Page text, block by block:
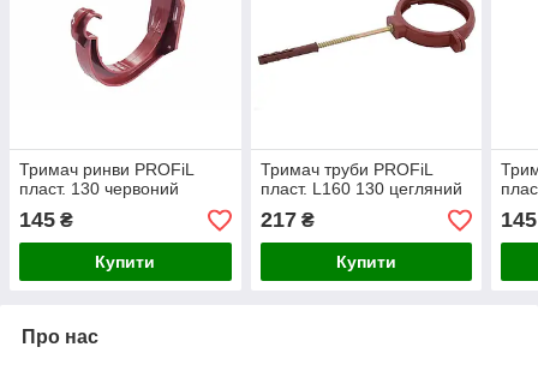
Тримач ринви PROFiL
пласт. 130 червоний
145 ₴
Купити
Тримач труби PROFiL
пласт. L160 130 цегляний
217₴
Купити
145
Про нас